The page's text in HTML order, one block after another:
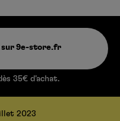
sur 9e-store.fr
35€ d’achat.
2023